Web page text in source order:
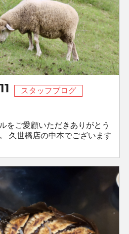
スタッフブログ
をご愛顧いただきありがとう
久世橋店の中本でございます